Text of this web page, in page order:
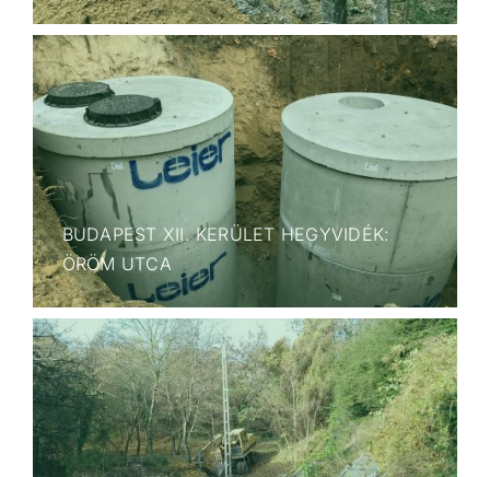
BUDAPEST XII. KERÜLET HEGYVIDÉK:
ÖRÖM UTCA